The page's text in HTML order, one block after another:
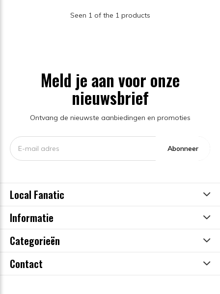
Seen 1 of the 1 products
Meld je aan voor onze
nieuwsbrief
Ontvang de nieuwste aanbiedingen en promoties
Abonneer
Local Fanatic
Informatie
Categorieën
Contact